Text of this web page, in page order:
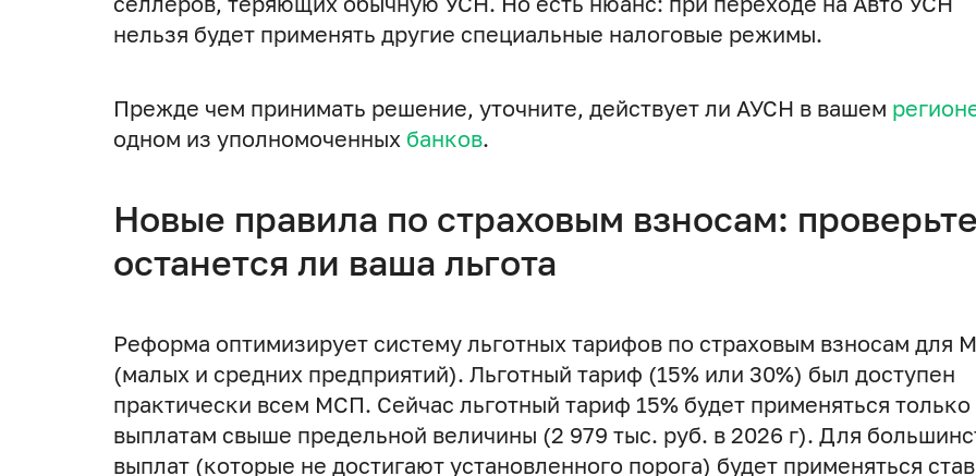
нельзя будет применять другие специальные налоговые режимы.
Прежде чем принимать решение, уточните, действует ли АУСН в вашем
одном из уполномоченных банков.
Новые правила по страховым взносам:
останется ли ваша льгота
Реформа оптимизирует систему льготных тарифов по страховым взносам для
(малых и средних предприятий). Льготный тариф (15% или 30%) был доступен
практически всем МСП. Сейчас льготный тариф 15% будет применяться только
выплатам свыше предельной величины (2 979 тыс. руб. в 2026 г). Для
выплат (которые не достигают установленного порога) будет применяться